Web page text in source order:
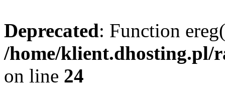
Deprecated: Function
/home/klient.dhosting.pl/
on line 24